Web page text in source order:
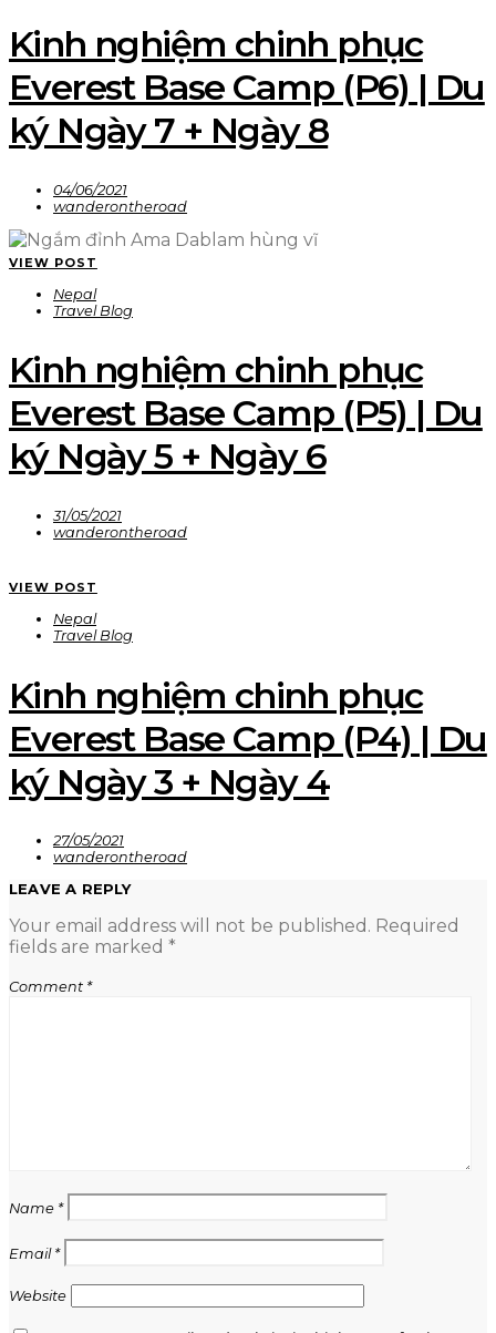
Kinh nghiệm chinh phục
Everest Base Camp (P6) | Du
ký Ngày 7 + Ngày 8
04/06/2021
wanderontheroad
VIEW POST
Nepal
Travel Blog
Kinh nghiệm chinh phục
Everest Base Camp (P5) | Du
ký Ngày 5 + Ngày 6
31/05/2021
wanderontheroad
VIEW POST
Nepal
Travel Blog
Kinh nghiệm chinh phục
Everest Base Camp (P4) | Du
ký Ngày 3 + Ngày 4
27/05/2021
wanderontheroad
LEAVE A REPLY
Your email address will not be published. Required
fields are marked *
Comment *
Name *
Email *
Website